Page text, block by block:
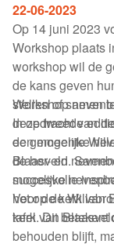
22-06-2023
Op 14 juni 2023
Workshop plaats
workshop wil de
de kans geven
stellen of samen
deze tweede
een mogelijke
Blaasveld.
mogelijke
Workshop
In opdracht van
de gemeente
de her- en
succesvolle
het op de
kerk van
Voor de kerk van
tafel. Dit
behouden blijft,